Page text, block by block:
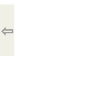
⇦